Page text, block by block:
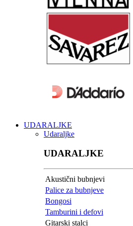
UDARALJKE
Udaraljke
UDARALJKE
Akustični bubnjevi
Palice za bubnjeve
Bongosi
Tamburini i defovi
Gitarski stalci